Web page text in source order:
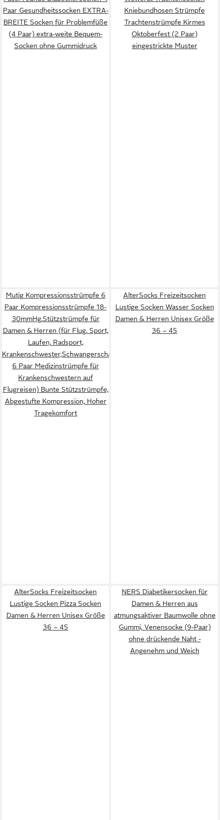
Paar Gesundheitssocken EXTRA-
BREITE Socken für Problemfüße
(4 Paar) extra-weite Bequem-
Socken ohne Gummidruck
Kniebundhosen Strümpfe
Trachtenstrümpfe Kirmes
Oktoberfest (2 Paar)
eingestrickte Muster
Mutig Kompressionsstrümpfe 6
Paar Kompressionsstrümpfe 18-
30mmHg,Stützstrümpfe für
Damen & Herren (für Flug, Sport,
Laufen, Radsport,
Krankenschwester,Schwangerschaft,
6 Paar Medizinstrümpfe für
Krankenschwestern auf
Flugreisen) Bunte Stützstrümpfe,
Abgestufte Kompression, Hoher
Tragekomfort
AlterSocks Freizeitsocken
Lustige Socken Wasser Socken
Damen & Herren Unisex Größe
36 – 45
AlterSocks Freizeitsocken
Lustige Socken Pizza Socken
Damen & Herren Unisex Größe
36 – 45
NERS Diabetikersocken für
Damen & Herren aus
atmungsaktiver Baumwolle ohne
Gummi, Venensocke (9-Paar)
ohne drückende Naht -
Angenehm und Weich